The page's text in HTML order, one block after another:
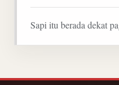
Sapi itu berada dekat